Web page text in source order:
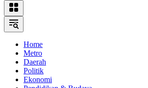
Home
Metro
Daerah
Politik
Ekonomi